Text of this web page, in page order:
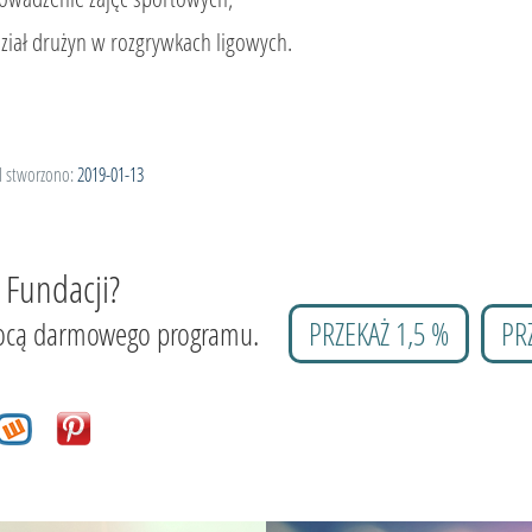
drużyn w rozgrywkach ligowych.
stworzono: 2019-01-13
darmowego programu. PRZEKAŻ 1,5 %